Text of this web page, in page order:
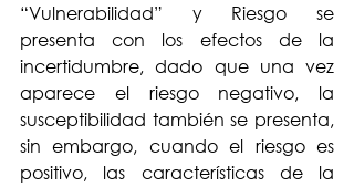
“Vulnerabilidad” y Riesgo se
presenta con los efectos de la
incertidumbre, dado que una vez
aparece el riesgo negativo, la
susceptibilidad también se presenta,
sin embargo, cuando el riesgo es
positivo, las características de la